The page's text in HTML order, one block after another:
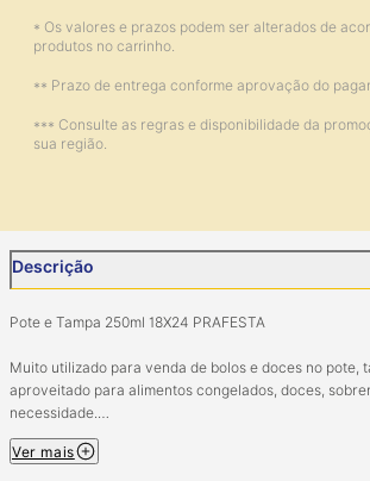
* Os valores e prazos podem ser alterados de
produtos no carrinho.
** Prazo de entrega conforme aprovação do
*** Consulte as regras e disponibilidade da
sua região.
Descrição
Pote e Tampa 250ml 18X24 PRAFESTA
Muito utilizado para venda de bolos e doces no pote,
aproveitado para alimentos congelados, doces,
necessidade.
Material: Polipropileno.
Ver mais